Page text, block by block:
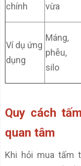
chính
vừa
Ví dụ ứng
dụng
Máng,
phễu,
silo
Quy cách
quan tâm
Khi hỏi mua tấm